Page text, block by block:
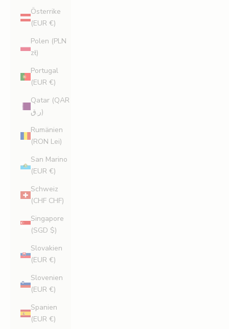
Österrike
(EUR €)
Polen (PLN
zł)
Portugal
(EUR €)
Qatar (QAR
ر.ق)
Rumänien
(RON Lei)
San Marino
(EUR €)
Schweiz
(CHF CHF)
Singapore
(SGD $)
Slovakien
(EUR €)
Slovenien
(EUR €)
Spanien
(EUR €)